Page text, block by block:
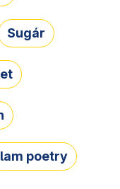
Sugár
poetry